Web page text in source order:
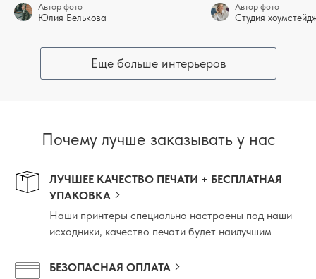
Автор фото
Юлия Белькова
Автор фото
Студия
Еще больше интерьеров
Почему лучше заказывать у нас
ЛУЧШЕЕ КАЧЕСТВО ПЕЧАТИ + БЕСПЛАТНАЯ
УПАКОВКА
Наши принтеры специально настроены под наши
исходники, качество печати будет наилучшим
БЕЗОПАСНАЯ ОПЛАТА